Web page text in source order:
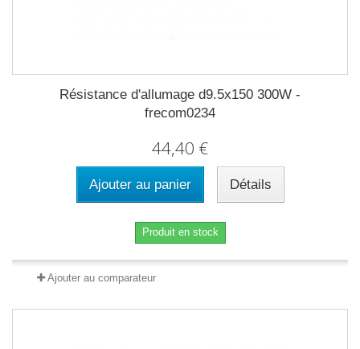
Résistance d'allumage d9.5x150 300W -
frecom0234
44,40 €
Ajouter au panier Détails
Produit en stock
Ajouter au comparateur